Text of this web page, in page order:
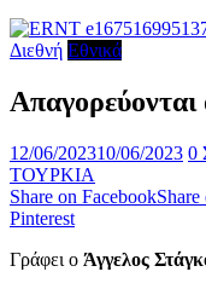
Διεθνή Εθνικά
Απαγορεύονται
12/06/202310/06/2023 0
ΤΟΥΡΚΙΑ
Share on Facebook
Pinterest
Γράφει ο Άγγελος